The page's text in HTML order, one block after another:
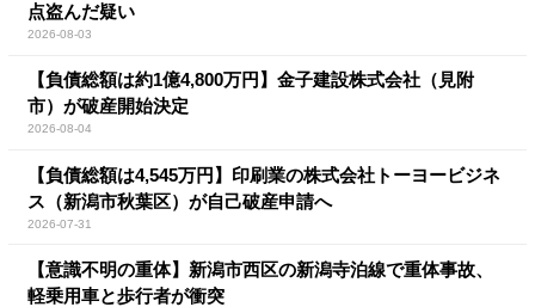
点盗んだ疑い
2026-08-03
【負債総額は約1億4,800万円】金子建設株式会社（見附
市）が破産開始決定
2026-08-04
【負債総額は4,545万円】印刷業の株式会社トーヨービジネ
ス（新潟市秋葉区）が自己破産申請へ
2026-07-31
【意識不明の重体】新潟市西区の新潟寺泊線で重体事故、
軽乗用車と歩行者が衝突